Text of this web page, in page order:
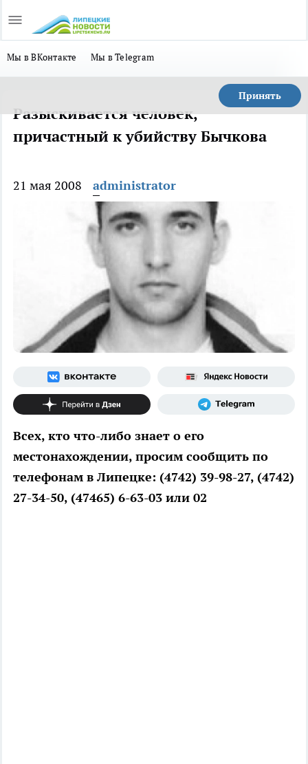
Мы в ВКонтакте Мы в Telegram
Принять
Разыскивается человек,
причастный к убийству Бычкова
21 мая 2008 administrator
Всех, кто что-либо знает о его
местонахождении, просим сообщить по
телефонам в Липецке: (4742) 39-98-27, (4742)
27-34-50, (47465) 6-63-03 или 02